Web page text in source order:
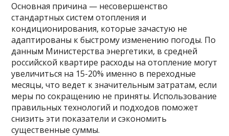
Основная причина — несовершенство
стандартных систем отопления и
кондиционирования, которые зачастую не
адаптированы к быстрому изменению погоды. По
данным Министерства энергетики, в средней
российской квартире расходы на отопление могут
увеличиться на 15-20% именно в переходные
месяцы, что ведет к значительным затратам, если
меры по сокращению не приняты. Использование
правильных технологий и подходов поможет
снизить эти показатели и сэкономить
существенные суммы.